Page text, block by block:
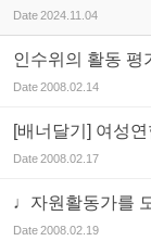
Date2024.11.04
인수위의 활동 평
Date2008.02.14
[배너달기] 여성연
Date2008.02.17
♩자원활동가를
Date2008.02.19